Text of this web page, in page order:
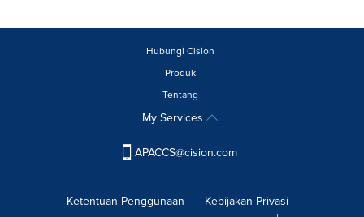
Hubungi Cision
Produk
Tentang
My Services
APACCS@cision.com
Ketentuan Penggunaan
Kebijakan Privasi